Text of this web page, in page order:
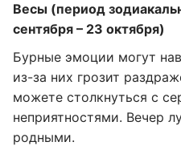
Весы (период
сентября – 23 октября)
Бурные эмоции могут
из-за них грозит
можете столкнуться с
неприятностями. Вечер
родными.